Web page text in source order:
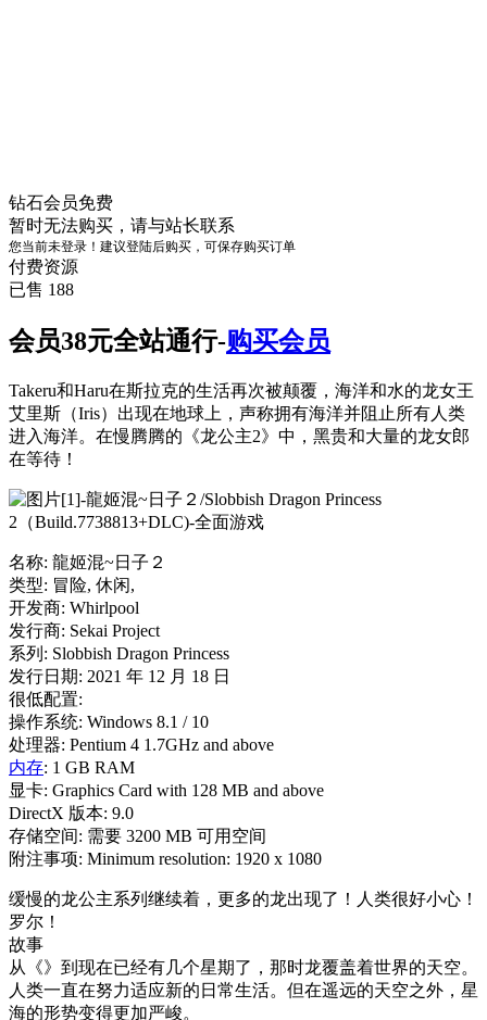
钻石会员免费
暂时无法购买，请与站长联系
您当前未登录！建议登陆后购买，可保存购买订单
付费资源
已售 188
会员38元全站通行-购买会员
Takeru和Haru在斯拉克的生活再次被颠覆，海洋和水的龙女王
艾里斯（Iris）出现在地球上，声称拥有海洋并阻止所有人类
进入海洋。在慢腾腾的《龙公主2》中，黑贵和大量的龙女郎
在等待！
名称: 龍姬混~日子２
类型: 冒险, 休闲,
开发商: Whirlpool
发行商: Sekai Project
系列: Slobbish Dragon Princess
发行日期: 2021 年 12 月 18 日
很低配置:
操作系统: Windows 8.1 / 10
处理器: Pentium 4 1.7GHz and above
内存: 1 GB RAM
显卡: Graphics Card with 128 MB and above
DirectX 版本: 9.0
存储空间: 需要 3200 MB 可用空间
附注事项: Minimum resolution: 1920 x 1080
缓慢的龙公主系列继续着，更多的龙出现了！人类很好小心！
罗尔！
故事
从《》到现在已经有几个星期了，那时龙覆盖着世界的天空。
人类一直在努力适应新的日常生活。但在遥远的天空之外，星
海的形势变得更加严峻。